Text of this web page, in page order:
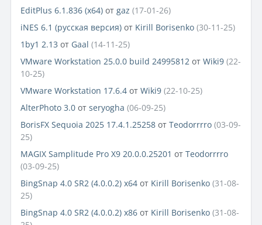
EditPlus 6.1.836 (x64) от gaz (17-01-26)
iNES 6.1 (русская версия) от Kirill Borisenko (30-11-25)
1by1 2.13 от Gaal (14-11-25)
VMware Workstation 25.0.0 build 24995812 от Wiki9 (22-
10-25)
VMware Workstation 17.6.4 от Wiki9 (22-10-25)
AlterPhoto 3.0 от seryogha (06-09-25)
BorisFX Sequoia 2025 17.4.1.25258 от Teodorrrro (03-09-
25)
MAGIX Samplitude Pro X9 20.0.0.25201 от Teodorrrro
(03-09-25)
BingSnap 4.0 SR2 (4.0.0.2) x64 от Kirill Borisenko (31-08-
25)
BingSnap 4.0 SR2 (4.0.0.2) x86 от Kirill Borisenko (31-08-